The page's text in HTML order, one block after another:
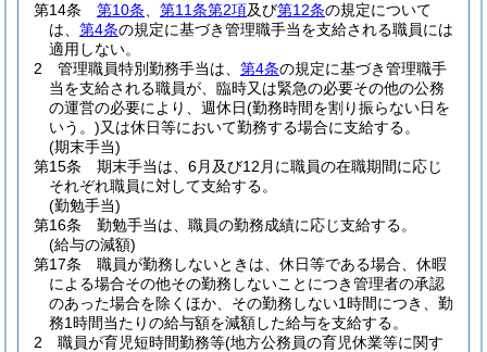
第14条
第10条 第11条第2項及び第12条の規定について
は、 第4条の規定に基づき管理職手当を支給される職員には
適用しない。
2
管理職員特別勤務手当は、 第4条の規定に基づき管理職手
当を支給される職員が、臨時又は緊急の必要その他の公務
の運営の必要により、週休日(勤務時間を割り振らない日を
いう。)又は休日等において勤務する場合に支給する。
(期末手当)
第15条
期末手当は、6月及び12月に職員の在職期間に応じ
それぞれ職員に対して支給する。
(勤勉手当)
第16条
勤勉手当は、職員の勤務成績に応じ支給する。
(給与の減額)
第17条
職員が勤務しないときは、休日等である場合、休暇
による場合その他その勤務しないことにつき管理者の承認
のあった場合を除くほか、その勤務しない1時間につき、勤
務1時間当たりの給与額を減額した給与を支給する。
2
職員が育児短時間勤務等(地方公務員の育児休業等に関す